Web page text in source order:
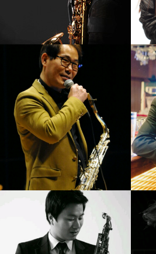
강기만
강의보기